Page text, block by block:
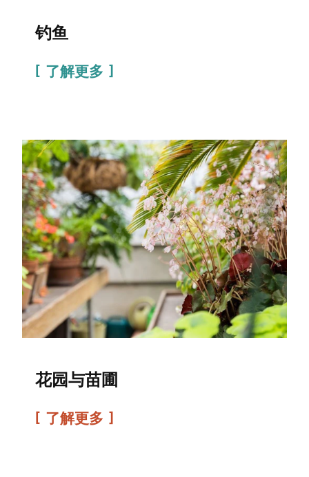
钓鱼
了解更多
花园与苗圃
了解更多